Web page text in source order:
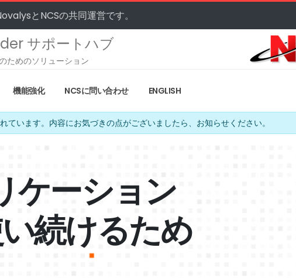
とNCSの共同運営です。
サポートハブ
ためのソリューション
機能強化 NCSに問い合わせ ENGLISH
います。内容にお気づきの点がございましたら、お知らせください。
ケーション
続けるため